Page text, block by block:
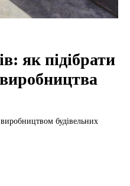
як підібрати
будівельних